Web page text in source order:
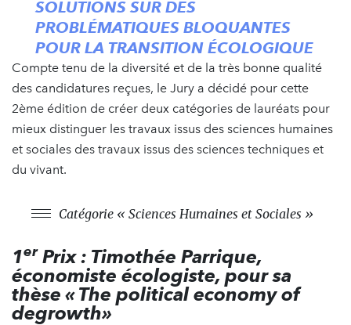
SOLUTIONS SUR DES
PROBLÉMATIQUES BLOQUANTES
POUR LA TRANSITION ÉCOLOGIQUE
Compte tenu de la diversité et de la très bonne qualité
des candidatures reçues, le Jury a décidé pour cette
2ème édition de créer deux catégories de lauréats pour
mieux distinguer les travaux issus des sciences humaines
et sociales des travaux issus des sciences techniques et
du vivant.
Catégorie « Sciences Humaines et Sociales »
1erPrix : Timothée Parrique,
économiste écologiste, pour sa
thèse « The political economy of
degrowth»